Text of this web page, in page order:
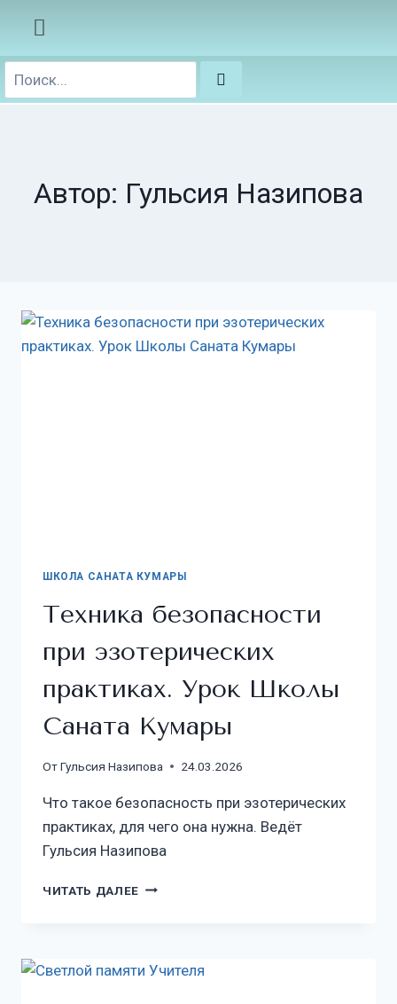
Автор: Гульсия Назипова
ШКОЛА САНАТА КУМАРЫ
Техника безопасности
при эзотерических
практиках. Урок Школы
Саната Кумары
ОтГульсия Назипова 24.03.2026
Что такое безопасность при эзотерических
практиках, для чего она нужна. Ведёт
Гульсия Назипова
ЧИТАТЬ ДАЛЕЕ